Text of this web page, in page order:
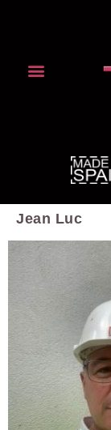
Jean Luc